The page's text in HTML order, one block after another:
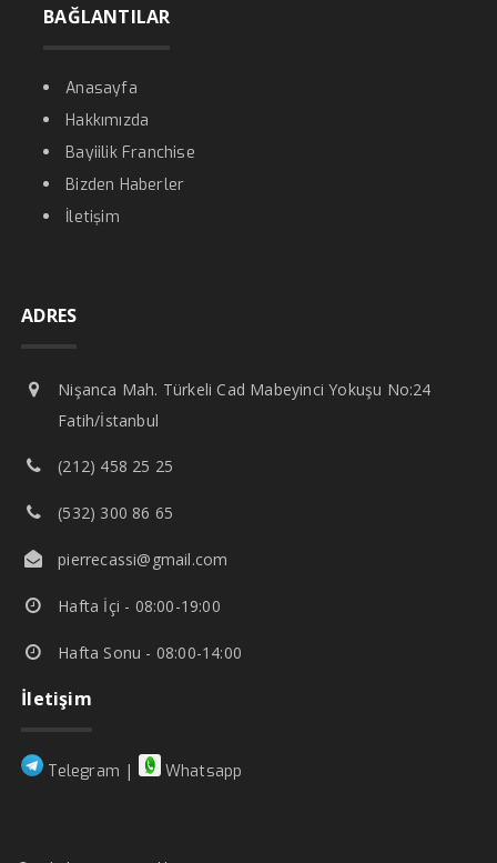
BAĞLANTILAR
Anasayfa
Hakkımızda
Bayiilik Franchise
Bizden Haberler
İletişim
ADRES
Nişanca Mah. Türkeli Cad Mabeyinci Yokuşu No:24
Fatih/İstanbul
(212) 458 25 25
(532) 300 86 65
pierrecassi@gmail.com
Hafta İçi - 08:00-19:00
Hafta Sonu - 08:00-14:00
İletişim
Telegram | Whatsapp